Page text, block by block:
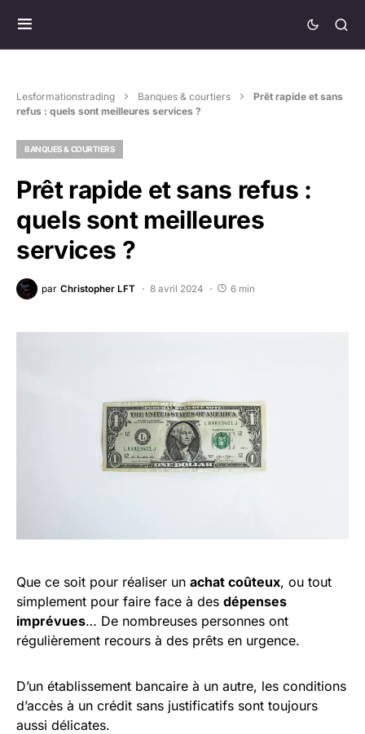
Lesformationstrading Banques & courtiers
Prêt rapide et sans
refus : quels sont meilleures services ?
BANQUES & COURTIERS
Prêt rapide et sans refus :
quels sont meilleures
services ?
par Christopher LFT 8 avril 2024 6 min
Que ce soit pour réaliser un achat coûteux, ou tout
simplement pour faire face à des dépenses
imprévues… De nombreuses personnes ont
régulièrement recours à des prêts en urgence.
D’un établissement bancaire à un autre, les conditions
d’accès à un crédit sans justificatifs sont toujours
aussi délicates.